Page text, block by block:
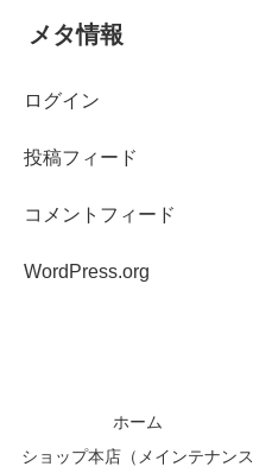
メタ情報
ログイン
投稿フィード
コメントフィード
WordPress.org
ホーム
ショップ本店（メインテナンス